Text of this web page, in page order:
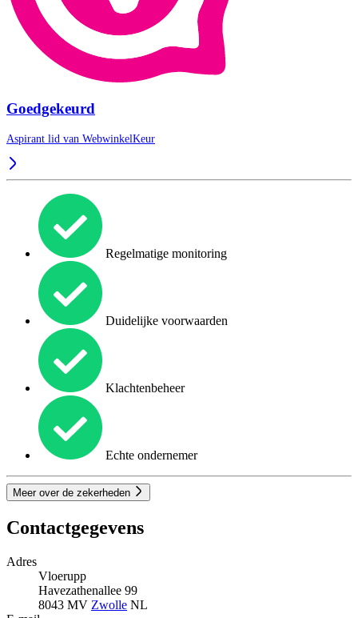
Goedgekeurd
Aspirant lid van WebwinkelKeur
Regelmatige monitoring
Duidelijke voorwaarden
Klachtenbeheer
Echte ondernemer
Meer over de zekerheden
Contactgegevens
Adres
Vloerupp
Havezathenallee 99
8043 MV Zwolle NL